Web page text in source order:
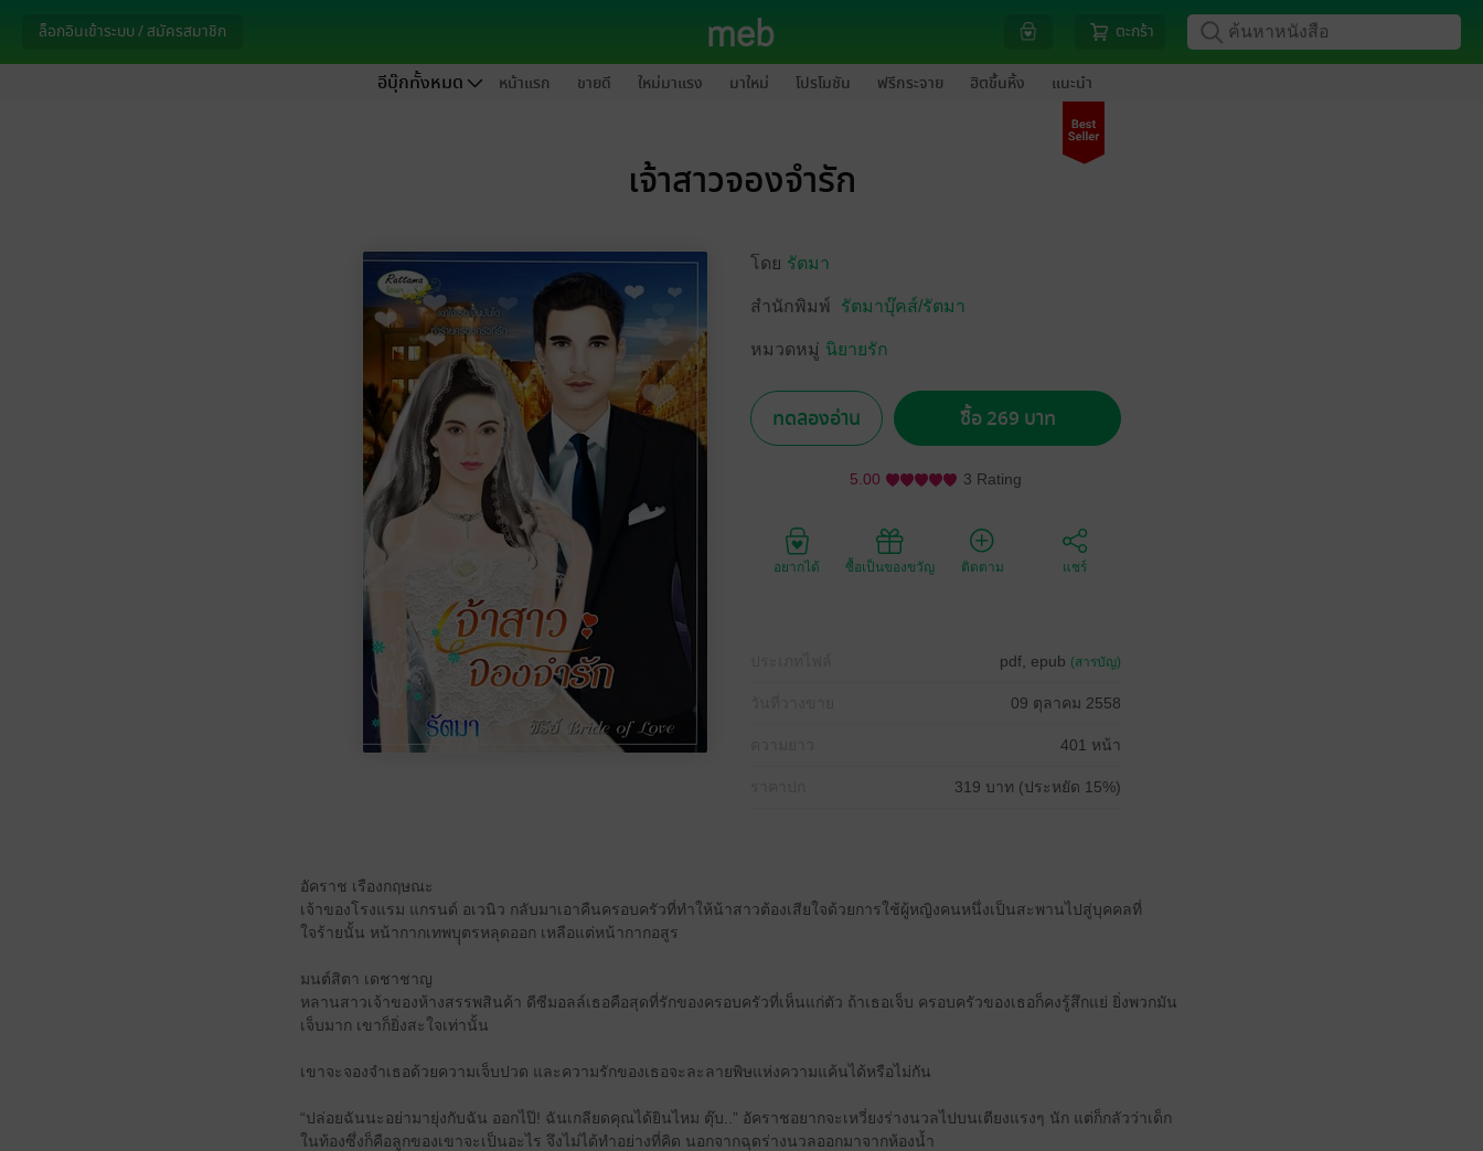
ล็อกอินเข้าระบบ / สมัครสมาชิก ตะกร้า
อีบุ๊กทั้งหมด หน้าแรก ขายดี ใหม่มาแรง มาใหม่ โปรโมชัน ฟรีกระจาย ฮิตขึ้นหิ้ง แนะนำ
เจ้าสาวจองจำรัก
โดย รัตมา
สำนักพิมพ์ รัตมาบุ๊คส์/รัตมา
หมวดหมู่ นิยายรัก
ทดลองอ่าน ซื้อ 269 บาท
5.00 3 Rating
อยากได้ ซื้อเป็นของขวัญ ติดตาม แชร์
pdf, epub (สารบัญ)
09 ตุลาคม 2558
401 หน้า
319 บาท (ประหยัด 15%)
อัคราช เรืองกฤษณะ
เจ้าของโรงแรม แกรนด์ อเวนิว กลับมาเอาคืนครอบครัวที่ทำให้น้าสาวต้องเสียใจด้วยการใช้ผู้หญิงคนหนึ่งเป็นสะพานไปสู่บุคคลที่
ใจร้ายนั้น หน้ากากเทพบุุตรหลุดออก เหลือแต่หน้ากากอสูร
มนต์สิตา เดชาชาญ
หลานสาวเจ้าของห้างสรรพสินค้า ดีซีมอลล์เธอคือสุดที่รักของครอบครัวที่เห็นแก่ตัว ถ้าเธอเจ็บ ครอบครัวของเธอก็คงรู้สึกแย่ ยิ่งพวกมัน
เจ็บมาก เขาก็ยิ่งสะใจเท่านั้น
เขาจะจองจำเธอด้วยความเจ็บปวด และความรักของเธอจะละลายพิษแห่งความแค้นได้หรือไม่กัน
“ปล่อยฉันนะอย่ามายุ่งกับฉัน ออกไป๊! ฉันเกลียดคุณได้ยินไหม ตุ๊บ..” อัคราชอยากจะเหวี่ยงร่างนวลไปบนเตียงแรงๆ นัก แต่ก็กลัวว่าเด็ก
ในท้องซึ่งก็คือลูกของเขาจะเป็นอะไร จึงไม่ได้ทำอย่างที่คิด นอกจากฉุดร่างนวลออกมาจากห้องน้ำ